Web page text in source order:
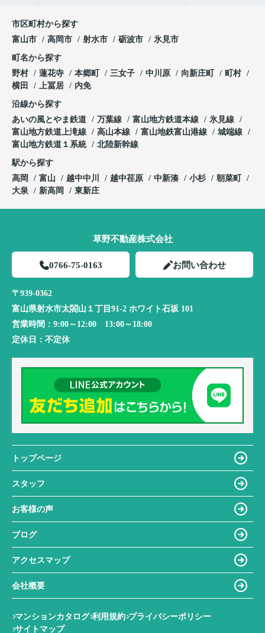
市区町村から探す
富山市
高岡市 射水市 砺波市 氷見市
町名から探す
野村
蓮花寺 本郷町 三女子 中川原 向新庄町
町村
横田
上冨居 内免
沿線から探す
あいの風とやま鉄道
万葉線 富山地方鉄道本線
氷見線
富山地方鉄道上滝線
高山本線 富山地鉄富山港線
城端線
富山地方鉄道１系統
北陸新幹線
駅から探す
高岡
富山 越中中川 越中荏原 中新湊 小杉
朝菜町
大泉
新高岡 東新庄
草野不動産株式会社
0766-75-0163 お問い合わせ
〒939-0362
富山県射水市太閤山１丁目91-2 ホワイト石坂 101
営業時間： 9:00～12:00 13:00～18:00
定休日： 不定休
トップページ
スタッフ
お客様の声
ブログ
アクセスマップ
会社概要
マンションカタログ 利用規約 プライバシーポリシー
サイトマップ